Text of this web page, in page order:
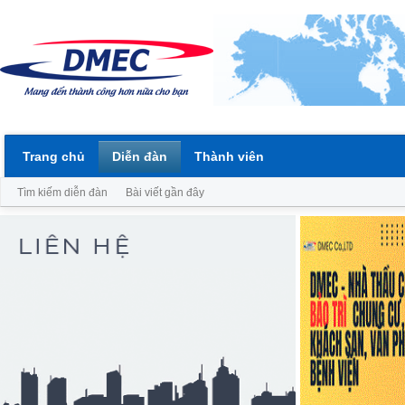
Trang chủ Diễn đàn
Tìm kiếm diễn đàn Bài viết gần đây
Thành viên